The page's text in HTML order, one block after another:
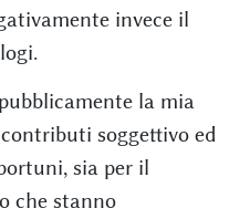
invece il
la mia
soggettivo ed
sia per il
che stanno